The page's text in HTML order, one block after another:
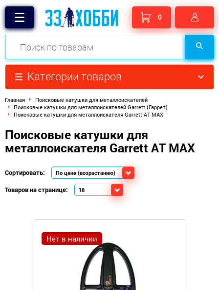
0
Категории товаров
Главная
Поисковые катушки для металлоискателей
Поисковые катушки для металлоискателей Garrett (Гаррет)
Поисковые катушки для металлоискателя Garrett AT MAX
Поисковые катушки для
металлоискателя Garrett AT MAX
Сортировать:
Товаров на странице:
Нет в наличии